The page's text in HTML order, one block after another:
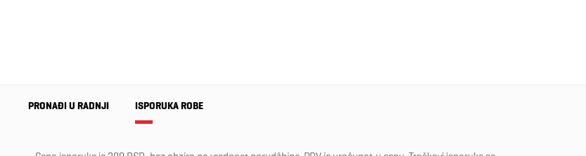
PRONAĐI U RADNJI ISPORUKA ROBE